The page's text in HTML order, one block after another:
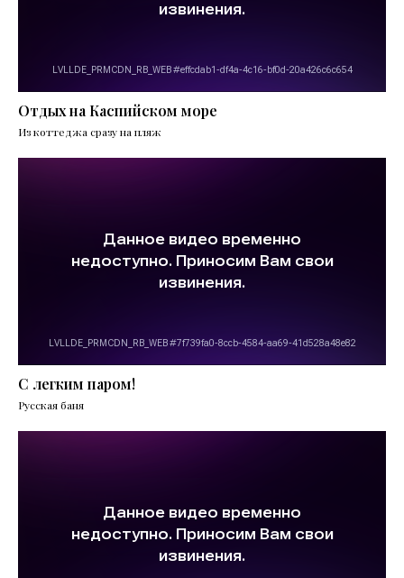
Отдых на Каспийском море
Из коттеджа сразу на пляж
С легким паром!
Русская баня